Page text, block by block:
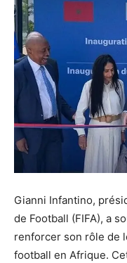
Gianni Infantino,
de Football (FIFA), a
renforcer son rôle de
football en Afrique.